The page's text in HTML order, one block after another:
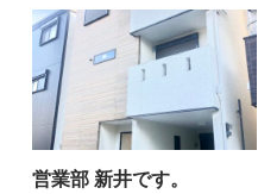
営業部 新井です。